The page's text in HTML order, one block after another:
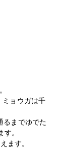
ミョウガは千
るまでゆでた
。
ます。